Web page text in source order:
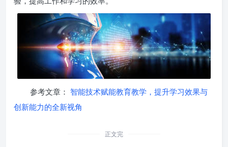
参考文章： 智能技术赋能教育教学，提升学习效果与
创新能力的全新视角
正文完